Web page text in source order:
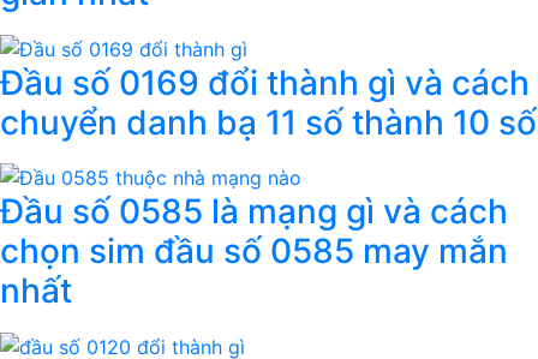
Đầu số 0169 đổi thành gì và cách
chuyển danh bạ 11 số thành 10 số
Đầu số 0585 là mạng gì và cách
chọn sim đầu số 0585 may mắn
nhất